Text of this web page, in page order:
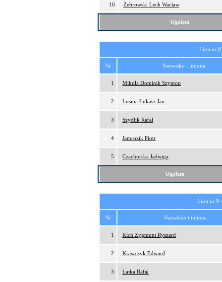
10 Żebrowski Lech Wacław
Ogółem
Lista nr
Nr Nazwisko i imiona
1 Mikuła Dominik Szymon
2 Lusina Łukasz Jan
3 Szydlik Rafał
4 Jamrozik Piotr
5 Czachurska Jadwiga
Ogółem
Lista nr 9
Nr Nazwisko i imiona
1 Kich Zygmunt Ryszard
2 Krawczyk Edward
3 Łatka Rafał